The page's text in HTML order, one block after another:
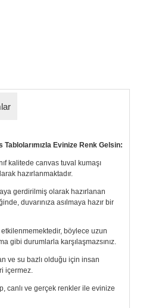
Evinize Renk Gelsin:
kalitede canvas tuval kumaşı
hazırlanmaktadır.
gerdirilmiş olarak hazırlanan
duvarınıza asılmaya hazır bir
etkilenmemektedir, böylece uzun
gibi durumlarla karşılaşmazsınız.
ve su bazlı olduğu için insan
içermez.
canlı ve gerçek renkler ile evinize